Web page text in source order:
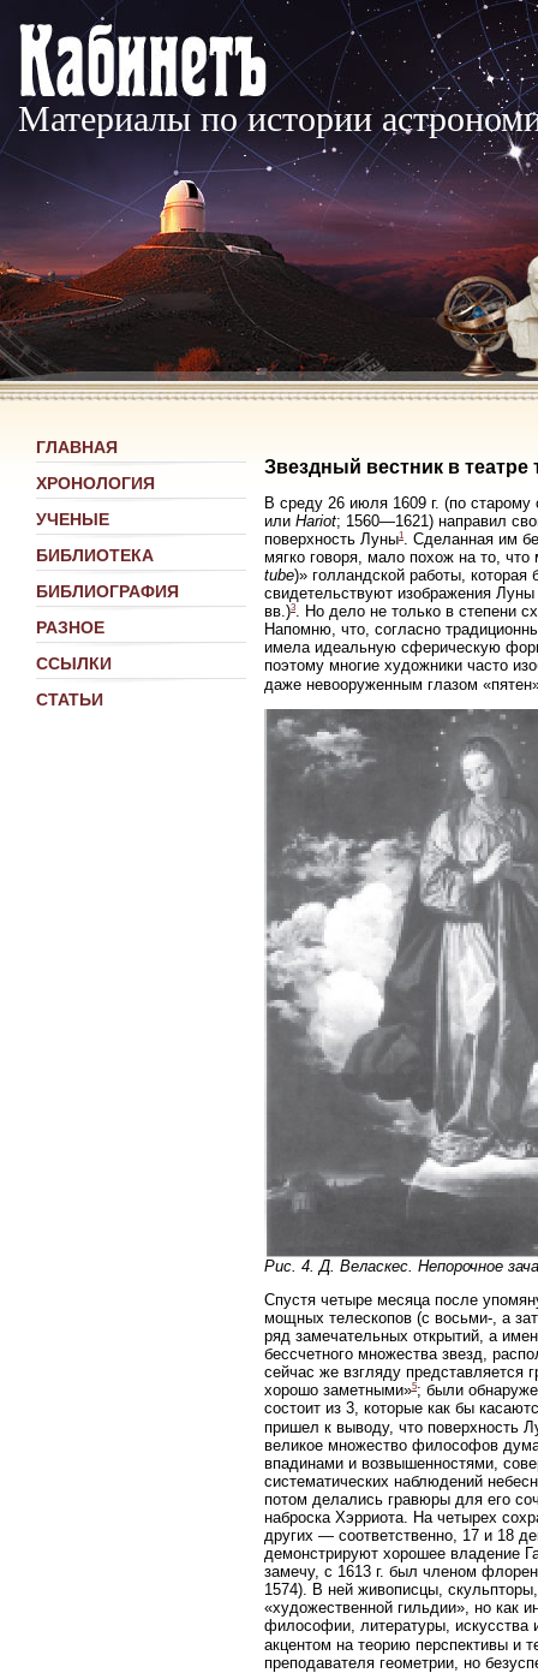
Материалы по истории
ГЛАВНАЯ
ХРОНОЛОГИЯ
УЧЕНЫЕ
БИБЛИОТЕКА
БИБЛИОГРАФИЯ
РАЗНОЕ
ССЫЛКИ
СТАТЬИ
Звездный вестник в театре
В среду 26 июля 1609 г. (по
или Hariot; 1560—1621) направил
поверхность Луны1 . Сделанная им
мягко говоря, мало похож на то,
tube)» голландской работы,
свидетельствуют изображения
вв.)3. Но дело не только в степени
Напомню, что, согласно
имела идеальную сферическую
поэтому многие художники часто
даже невооруженным глазом
Рис. 4. Д. Веласкес. Непорочное
Спустя четыре месяца после
мощных телескопов (с восьми-, а
ряд замечательных открытий, а
бессчетного множества звезд,
сейчас же взгляду представляется
хорошо заметными»5; были
состоит из 3, которые как бы
пришел к выводу, что поверхность
великое множество философов
впадинами и возвышенностями,
систематических наблюдений
потом делались гравюры для его
наброска Хэрриота. На четырех
других — соответственно, 17 и 18
демонстрируют хорошее владение
замечу, с 1613 г. был членом
1574). В ней живописцы,
«художественной гильдии», но как
философии, литературы, искусства
акцентом на теорию перспективы и
преподавателя геометрии, но